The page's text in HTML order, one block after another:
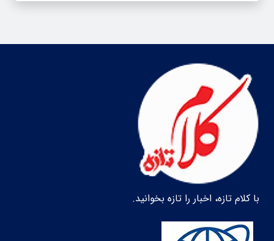
با کلام تازه، اخبار را تازه بخوانید.